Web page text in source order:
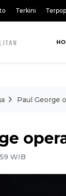
Terkini
Paul George
WIB